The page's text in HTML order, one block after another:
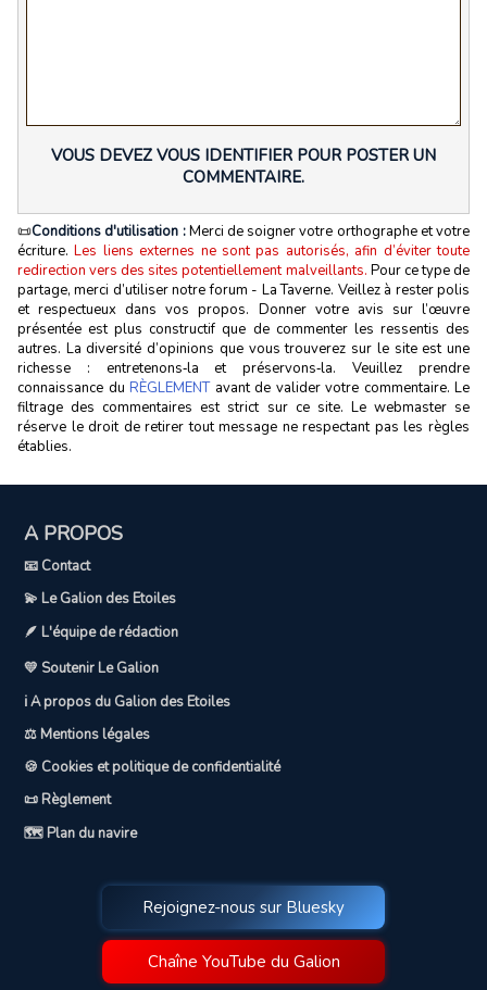
VOUS DEVEZ VOUS IDENTIFIER POUR POSTER UN
COMMENTAIRE.
📜Conditions d'utilisation :Merci de soigner votre orthographe et votre
écriture.Les liens externes ne sont pas autorisés, afin d’éviter toute
redirection vers des sites potentiellement malveillants. Pour ce type de
partage, merci d’utiliser notre forum - La Taverne. Veillez à rester polis
et respectueux dans vos propos. Donner votre avis sur l’œuvre
présentée est plus constructif que de commenter les ressentis des
autres. La diversité d’opinions que vous trouverez sur le site est une
richesse : entretenons‑la et préservons‑la. Veuillez prendre
connaissance du RÈGLEMENTavant de valider votre commentaire. Le
filtrage des commentaires est strict sur ce site. Le webmaster se
réserve le droit de retirer tout message ne respectant pas les règles
établies.
A PROPOS
📧 Contact
💫 Le Galion des Etoiles
🪶 L'équipe de rédaction
💛 Soutenir Le Galion
ℹ️ A propos du Galion des Etoiles
⚖️ Mentions légales
🍪 Cookies et politique de confidentialité
📜 Règlement
🗺️ Plan du navire
Rejoignez-nous sur Bluesky
Chaîne YouTube du Galion